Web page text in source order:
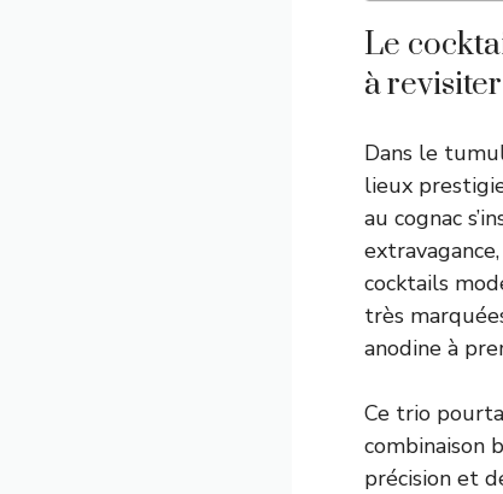
Le
à revisiter
Dans le
lieux
au cognac
cocktails
très
anodine à
Ce trio
combinaison
précision et